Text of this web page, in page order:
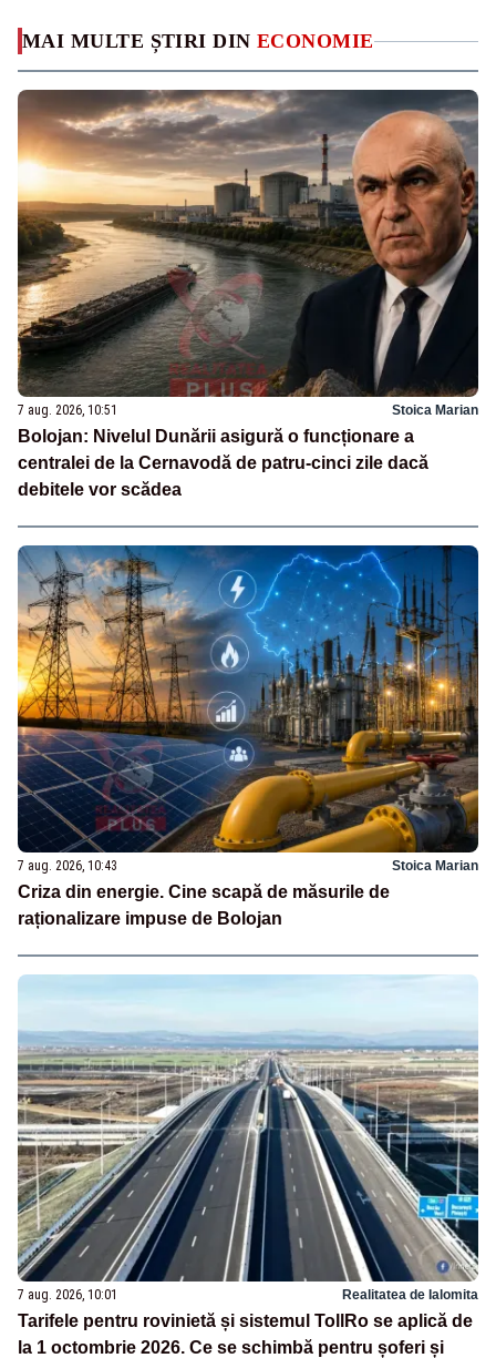
MAI MULTE ȘTIRI DIN ECONOMIE
7 aug. 2026, 10:51 Stoica Marian
Bolojan: Nivelul Dunării asigură o funcționare a
centralei de la Cernavodă de patru-cinci zile dacă
debitele vor scădea
7 aug. 2026, 10:43 Stoica Marian
Criza din energie. Cine scapă de măsurile de
raționalizare impuse de Bolojan
7 aug. 2026, 10:01 Realitatea de Ialomita
Tarifele pentru rovinietă și sistemul TollRo se aplică de
la 1 octombrie 2026. Ce se schimbă pentru șoferi și